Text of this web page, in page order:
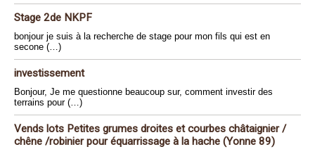
Stage 2de NKPF
bonjour je suis à la recherche de stage pour mon fils qui est en
secone (…)
investissement
Bonjour, Je me questionne beaucoup sur, comment investir des
terrains pour (…)
Vends lots Petites grumes droites et courbes châtaignier /
chêne /robinier pour équarrissage à la hache (Yonne 89)